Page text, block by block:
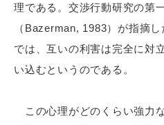
理である。交渉行動研究の第
（Bazerman, 1983）が指摘
では、互いの利害は完全に対
い込むというのである。
この心理がどのくらい強力